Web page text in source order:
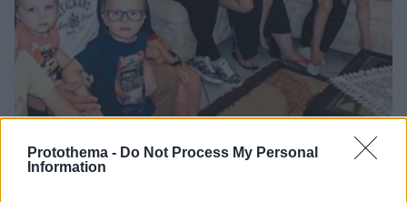
Protothema - Do Not Process My Personal
Information